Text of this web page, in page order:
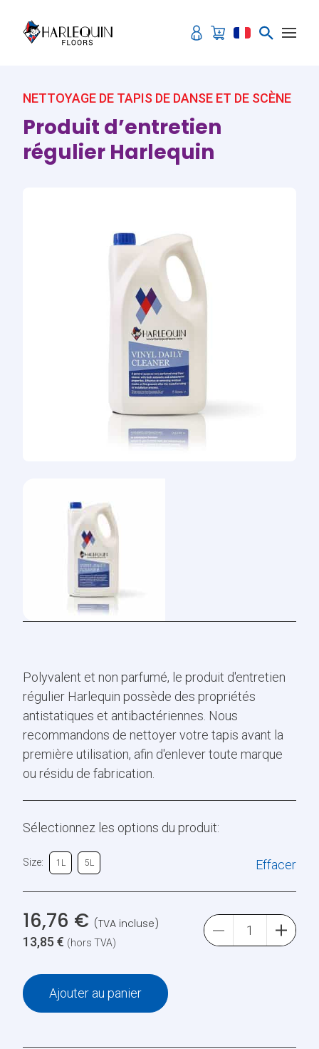
NETTOYAGE DE TAPIS DE DANSE ET DE SCÈNE
Produit d’entretien
régulier Harlequin
Polyvalent et non parfumé, le produit d'entretien
régulier Harlequin possède des propriétés
antistatiques et antibactériennes. Nous
recommandons de nettoyer votre tapis avant la
première utilisation, afin d'enlever toute marque
ou résidu de fabrication.
Sélectionnez les options du produit:
Size: 1L 5L Effacer
16,76 € (TVA incluse)
13,85 € (hors TVA)
Ajouter au panier